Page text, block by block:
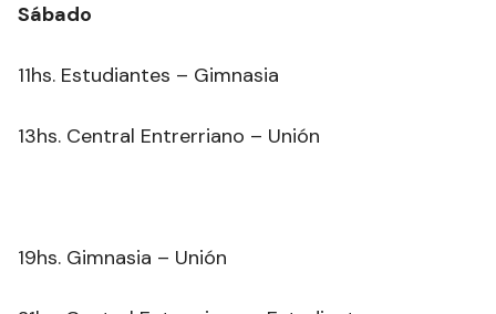
Sábado
11hs. Estudiantes – Gimnasia
13hs. Central Entrerriano – Unión
19hs. Gimnasia – Unión